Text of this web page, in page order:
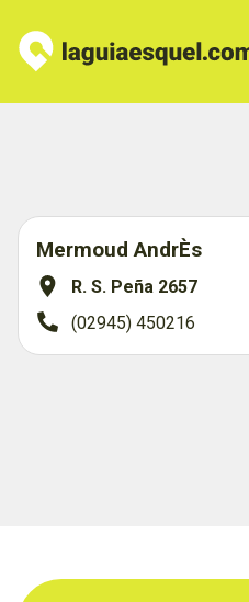
Mermoud AndrÈs
R. S. Peña 2657
(02945) 450216